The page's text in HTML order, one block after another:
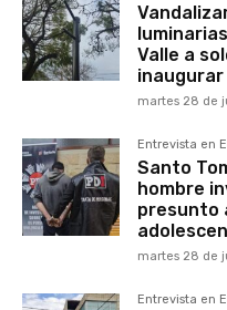
Valle a
inaugurar
martes 28 de
Entrevista en
Santo
hombre
presunto
martes 28 de
Entrevista en